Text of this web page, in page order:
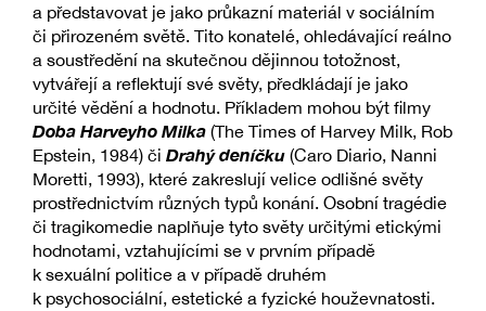
a představovat je jako průkazní materiál v sociálním
či přirozeném světě. Tito konatelé, ohledávající reálno
a soustředění na skutečnou dějinnou totožnost,
vytvářejí a reflektují své světy, předkládají je jako
určité vědění a hodnotu. Příkladem mohou být filmy
Doba Harveyho Milka (The Times of Harvey Milk, Rob
Epstein, 1984) či Drahý deníčku (Caro Diario, Nanni
Moretti, 1993), které zakreslují velice odlišné světy
prostřednictvím různých typů konání. Osobní tragédie
či tragikomedie naplňuje tyto světy určitými etickými
hodnotami, vztahujícími se v prvním případě
k sexuální politice a v případě druhém
k psychosociální, estetické a fyzické houževnatosti.